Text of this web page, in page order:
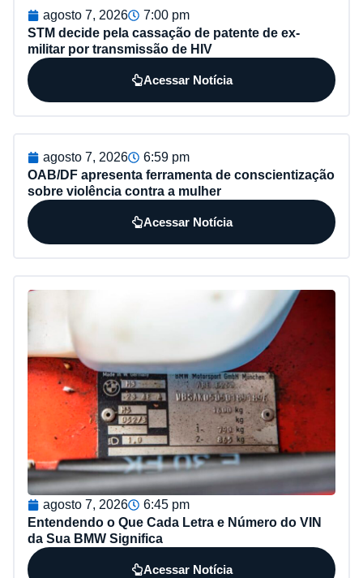
agosto 7, 2026
7:00 pm
STM decide pela cassação de patente de ex-
militar por transmissão de HIV
Acessar Notícia
agosto 7, 2026
6:59 pm
OAB/DF apresenta ferramenta de conscientização
sobre violência contra a mulher
Acessar Notícia
agosto 7, 2026
6:45 pm
Entendendo o Que Cada Letra e Número do VIN
da Sua BMW Significa
Acessar Notícia